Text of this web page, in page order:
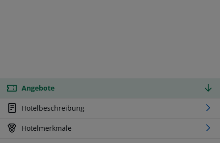
Angebote
Hotelbeschreibung
Hotelmerkmale